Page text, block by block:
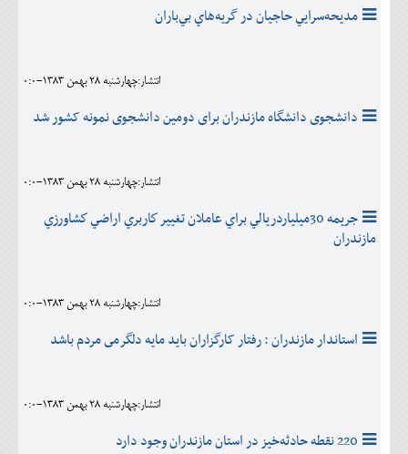
مديحه‌سرايي حاجيان در گريه‌هاي بي‌باران
انتشار:چهارشنبه 28 بهمن 1383-0:0
دانشجوی دانشگاه مازندران برای دومین دانشجوی نمونه کشور شد
انتشار:چهارشنبه 28 بهمن 1383-0:0
جريمه 30ميلياردريالي براي عاملان تغيير كاربري اراضي كشاورزي
مازندران
انتشار:چهارشنبه 28 بهمن 1383-0:0
استاندار مازندران : رفتار کارگزاران بايد مايه دلگرمى مردم باشد
انتشار:چهارشنبه 28 بهمن 1383-0:0
220 نقطه حادثه‌خيز در استان مازندران وجود دارد